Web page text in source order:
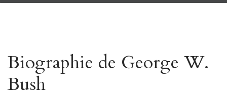
Biographie de George W.
Bush